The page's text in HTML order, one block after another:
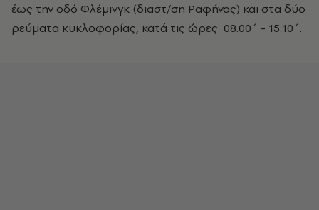
έως την οδό Φλέμινγκ (διαστ/ση Ραφήνας) και στα δύο
ρεύματα κυκλοφορίας, κατά τις ώρες 08.00΄ - 15.10΄.